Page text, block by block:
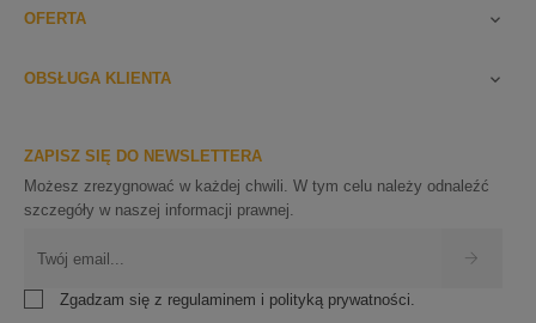
OFERTA 
OBSŁUGA KLIENTA 
ZAPISZ SIĘ DO NEWSLETTERA
Możesz zrezygnować w każdej chwili. W tym celu należy odnaleźć
szczegóły w naszej informacji prawnej.
Zgadzam się z regulaminem i polityką prywatności.